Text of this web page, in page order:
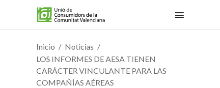
Inicio
Noticias
LOS INFORMES DE AESA TIENEN
CARÁCTER VINCULANTE PARA LAS
COMPAÑÍAS AÉREAS